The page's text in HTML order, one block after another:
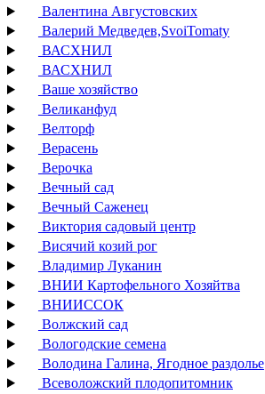
Валентина Августовских
Валерий Медведев,SvoiTomaty
ВАСХНИЛ
ВАСХНИЛ
Ваше хозяйство
Великанфуд
Велторф
Верасень
Верочка
Вечный сад
Вечный Саженец
Виктория садовый центр
Висячий козий рог
Владимир Луканин
ВНИИ Картофельного Хозяйтва
ВНИИССОК
Волжский сад
Вологодские семена
Володина Галина, Ягодное раздолье
Всеволожский плодопитомник